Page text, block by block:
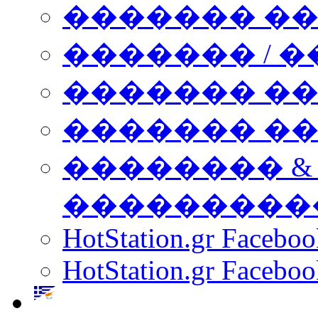
�������
������� /
�������
������� ���
��������
HotStation.gr
HotStation.gr